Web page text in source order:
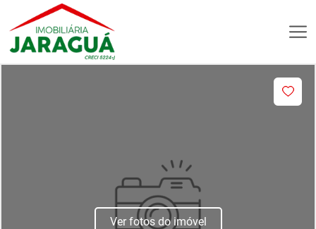
Ver fotos do imóvel